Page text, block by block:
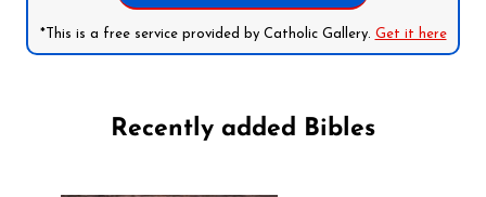
*This is a free service provided by Catholic Gallery. Get it here
Recently added Bibles